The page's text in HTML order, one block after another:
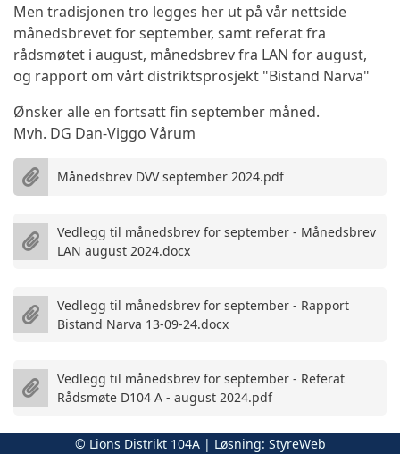
Men tradisjonen tro legges her ut på vår nettside
månedsbrevet for september, samt referat fra
rådsmøtet i august, månedsbrev fra LAN for august,
og rapport om vårt distriktsprosjekt "Bistand Narva"
Ønsker alle en fortsatt fin september måned.
Mvh. DG Dan-Viggo Vårum
Månedsbrev DVV september 2024.pdf
Vedlegg til månedsbrev for september - Månedsbrev
LAN august 2024.docx
Vedlegg til månedsbrev for september - Rapport
Bistand Narva 13-09-24.docx
Vedlegg til månedsbrev for september - Referat
Rådsmøte D104 A - august 2024.pdf
© Lions Distrikt 104A | Løsning: StyreWeb